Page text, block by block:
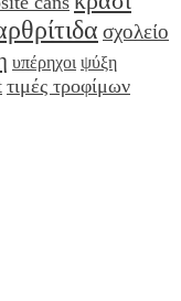
σχολείο
υπέρηχοι ψύξη
τιμές τροφίμων